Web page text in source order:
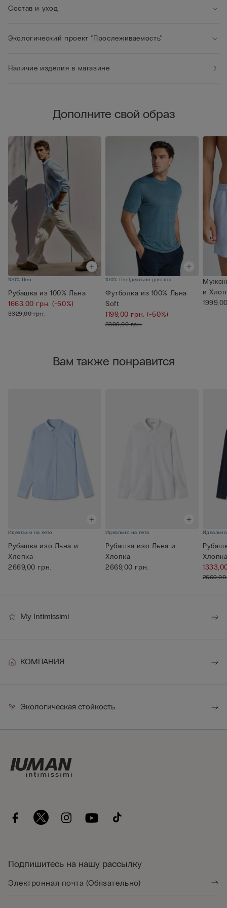
Состав и уход
Экологический проект "Прослеживаемость"
Наличие изделия в магазине
Дополните свой образ
100% Лен
Рубашка из 100% Льна
1663,00 грн.(-50%)
3329,00 грн.
100% ЛенІдеально для літа
Футболка из 100% Льна
Soft
1199,00 грн.(-50%)
2399,00 грн.
и
Вам также понравится
Идеально на лето
Рубашка изо Льна и
Хлопка
2669,00 грн.
Идеально на лето
Рубашка изо Льна и
Хлопка
2669,00 грн.
2669,00
My Intimissimi
КОМПАНИЯ
Экологическая стойкость
Подпишитесь на нашу рассылку